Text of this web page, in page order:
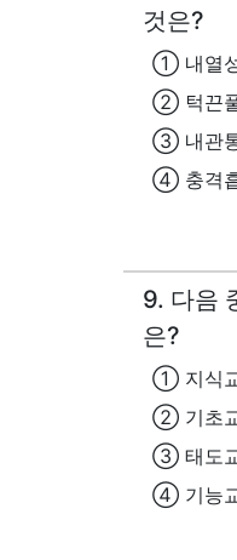
것은?
① 내열
② 턱끈
③ 내관
④ 충격
9. 다음
은?
① 지식
② 기초
③ 태도
④ 기능